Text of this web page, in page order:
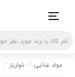
مواد غذایی خواربار